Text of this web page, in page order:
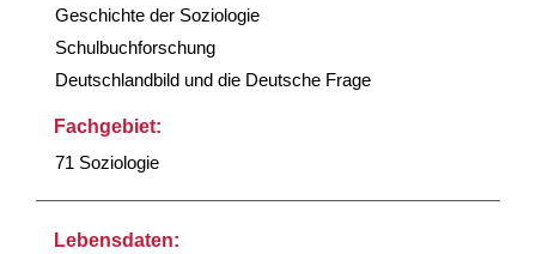
Geschichte der Soziologie
Schulbuchforschung
Deutschlandbild und die Deutsche Frage
Fachgebiet:
71 Soziologie
Lebensdaten: